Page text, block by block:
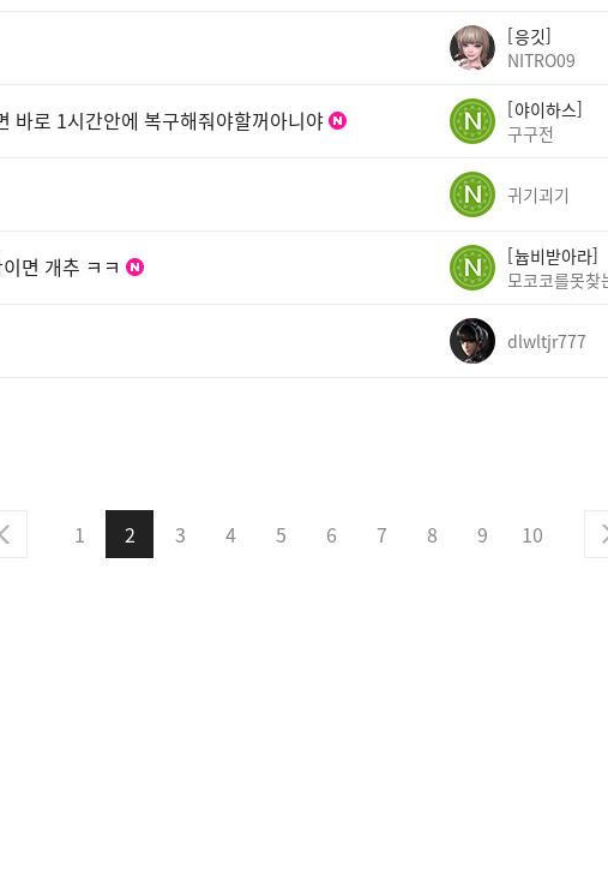
응깃
NITRO09
바로 1시간안에 복구해줘야할꺼아니야
야이하스
구구전
귀기괴기
면 개추 ㅋㅋ
늅비받아라
모코코를못찾
dlwltjr777
1 2 3 4 5 6 7 8 9 10